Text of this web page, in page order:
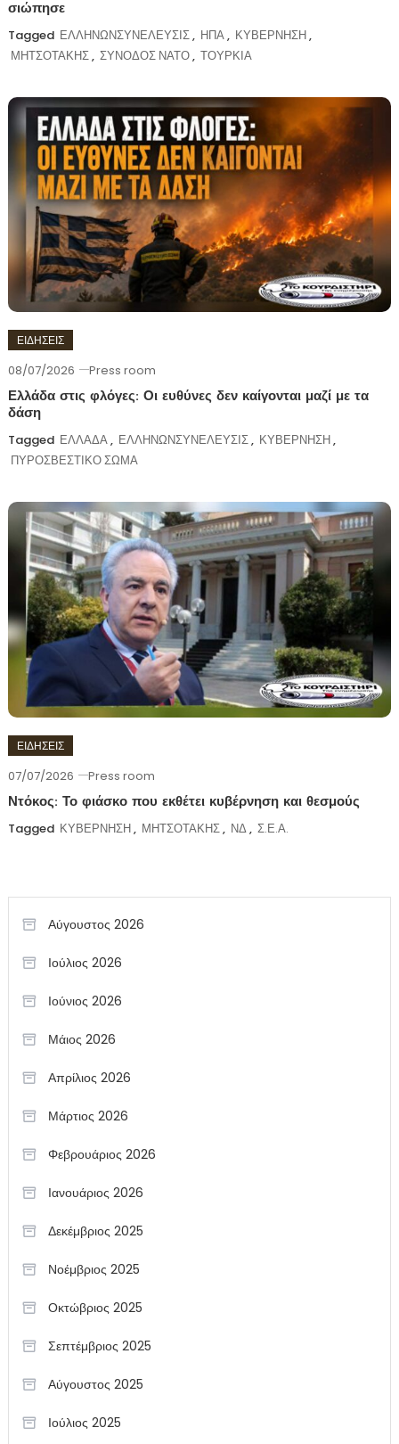
σιώπησε
Tagged ΕΛΛΗΝΩΝΣΥΝΕΛΕΥΣΙΣ, ΗΠΑ, ΚΥΒΕΡΝΗΣΗ,
ΜΗΤΣΟΤΑΚΗΣ, ΣΥΝΟΔΟΣ ΝΑΤΟ, ΤΟΥΡΚΙΑ
ΕΙΔΗΣΕΙΣ
08/07/2026 Press room
Ελλάδα στις φλόγες: Οι ευθύνες δεν καίγονται μαζί με τα
δάση
Tagged ΕΛΛΑΔΑ, ΕΛΛΗΝΩΝΣΥΝΕΛΕΥΣΙΣ, ΚΥΒΕΡΝΗΣΗ,
ΠΥΡΟΣΒΕΣΤΙΚΟ ΣΩΜΑ
ΕΙΔΗΣΕΙΣ
07/07/2026 Press room
Ντόκος: Το φιάσκο που εκθέτει κυβέρνηση και θεσμούς
Tagged ΚΥΒΕΡΝΗΣΗ, ΜΗΤΣΟΤΑΚΗΣ, ΝΔ, Σ.Ε.Α.
Αύγουστος 2026
Ιούλιος 2026
Ιούνιος 2026
Μάιος 2026
Απρίλιος 2026
Μάρτιος 2026
Φεβρουάριος 2026
Ιανουάριος 2026
Δεκέμβριος 2025
Νοέμβριος 2025
Οκτώβριος 2025
Σεπτέμβριος 2025
Αύγουστος 2025
Ιούλιος 2025